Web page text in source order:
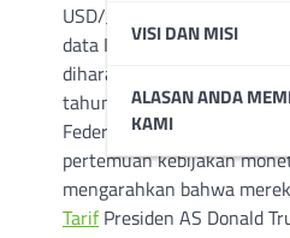
VISI DAN MISI
ALASAN ANDA
KAMI
USD/JPY turun lebih dari
data Indeks Harga
diharapkan. Inflasi PCE
tahun-ke-tahun
Federal Reserve (Fed)
pertemuan kebijakan
mengarahkan bahwa
TarifPresiden AS Donald